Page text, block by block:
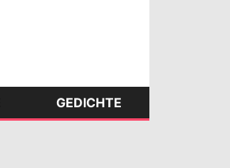
GEDICHTE